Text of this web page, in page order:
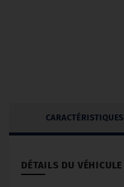
CARACTÉRISTIQUES
DÉTAILS DU VÉHICULE